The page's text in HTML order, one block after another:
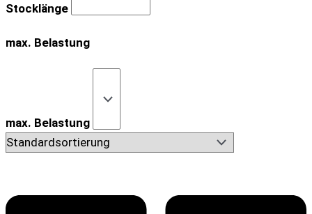
Stocklänge
max. Belastung
max. Belastung